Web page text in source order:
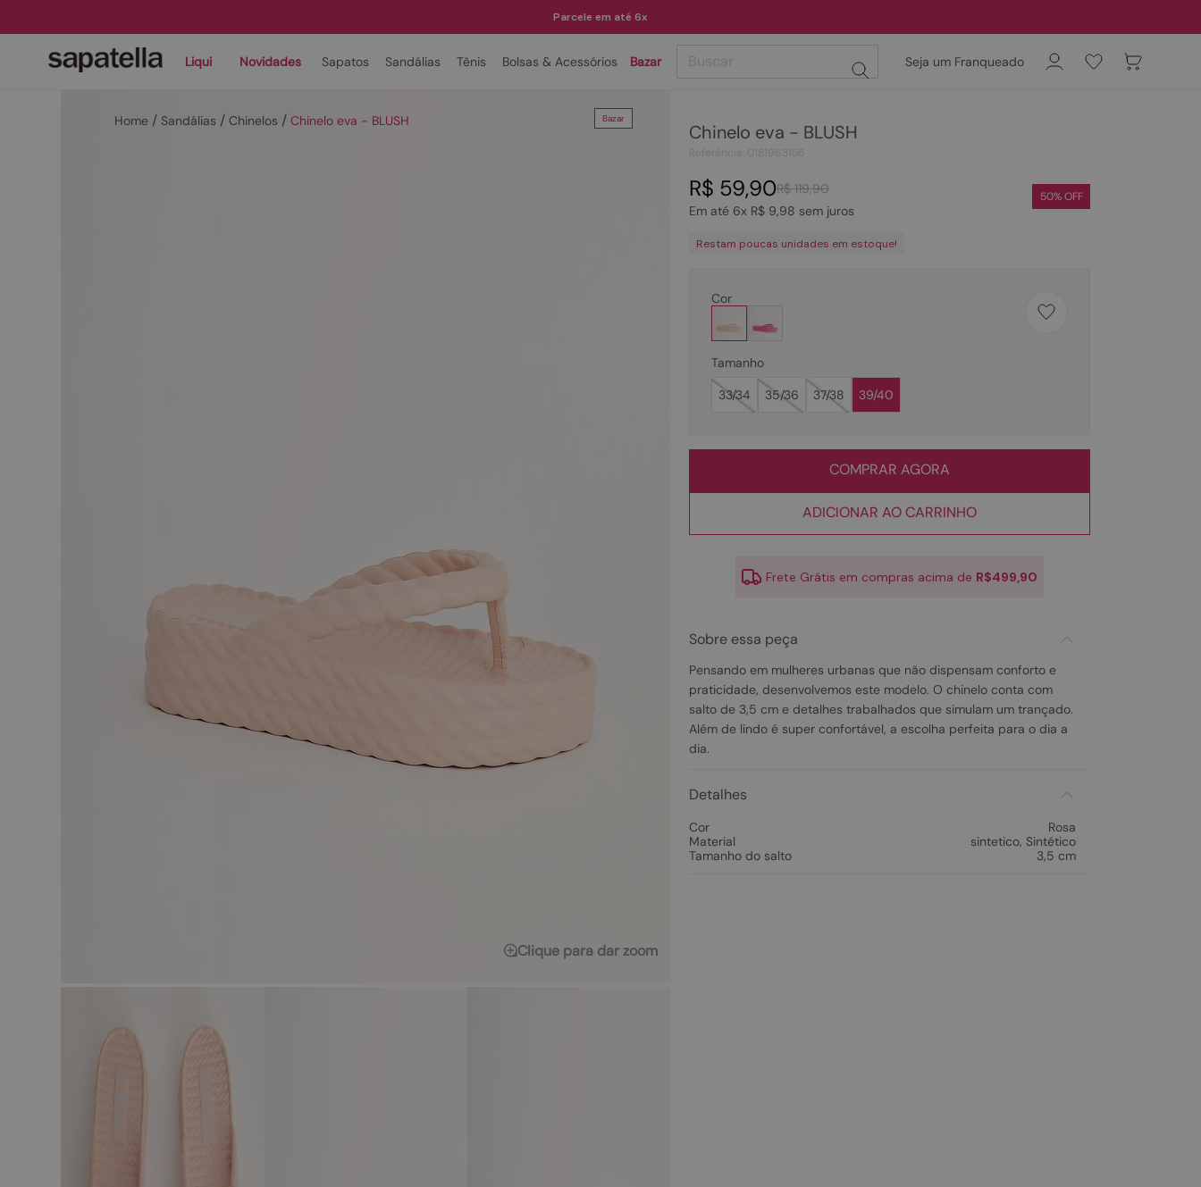
Parcele em até 6x
Liqui Novidades Sapatos Sandálias Tênis Bolsas & Acessórios Bazar Seja um Franqueado
Sandálias Chinelos Chinelo eva - BLUSH Bazar
Clique para dar zoom
Chinelo eva - BLUSH
R$ 119,90
R$ 59,90
Em até 6x R$ 9,98 sem juros
50% OFF
Restam poucas unidades em estoque!
Cor
Tamanho
33/34
35/36 37/38 39/40
COMPRAR AGORA
ADICIONAR AO CARRINHO
Frete Grátis em compras acima de R$499,90
Sobre essa peça
Pensando em mulheres urbanas que não dispensam conforto e
praticidade, desenvolvemos este modelo. O chinelo conta com
salto de 3,5 cm e detalhes trabalhados que simulam um trançado.
Além de lindo é super confortável, a escolha perfeita para o dia a
dia.
Detalhes
Cor
Rosa
Material
sintetico, Sintético
Tamanho do salto
3,5 cm
TERMOS MAIS BUSCADOS